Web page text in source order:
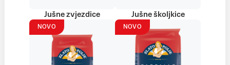
Jušne zvjezdice Jušne školjkice
NOVO NOVO